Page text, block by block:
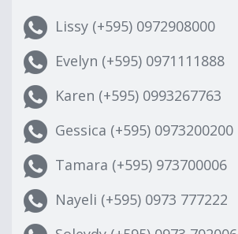
Lissy (+595) 0972908000
Evelyn (+595) 0971111888
Karen (+595) 0993267763
Gessica (+595) 0973200200
Tamara (+595) 973700006
Nayeli (+595) 0973 777222